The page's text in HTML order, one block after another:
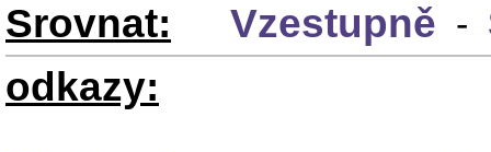
Srovnat: Vzestupně -
odkazy: